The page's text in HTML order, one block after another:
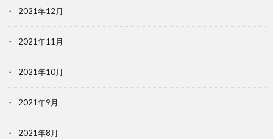
2021年12月
2021年11月
2021年10月
2021年9月
2021年8月